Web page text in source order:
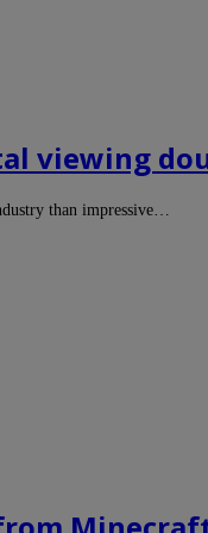
viewing
than impressive…